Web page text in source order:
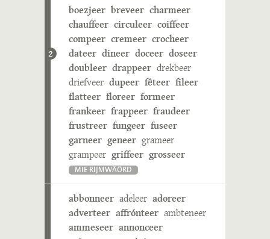
2
boezjeer breveer charmeer
chauffeer circuleer coiffeer
compeer cremeer crocheer
dateer dineer doceer doseer
doubleer drappeer drekbeer
driefveer dupeer fêteer fileer
flatteer floreer formeer
frankeer frappeer fraudeer
frustreer fungeer fuseer
garneer geneer grameer
grampeer griffeer grosseer
MIE RIJMWÄÖRD
abbonneer adeleer adoreer
adverteer affrónteer ambteneer
ammeseer annonceer